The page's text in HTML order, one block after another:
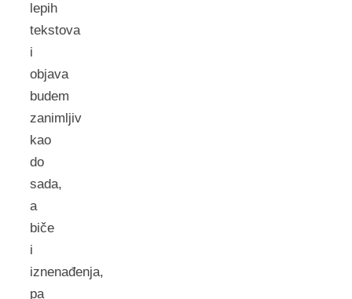
lepih
tekstova
i
objava
budem
zanimljiv
kao
do
sada,
a
biče
i
iznenađenja,
pa